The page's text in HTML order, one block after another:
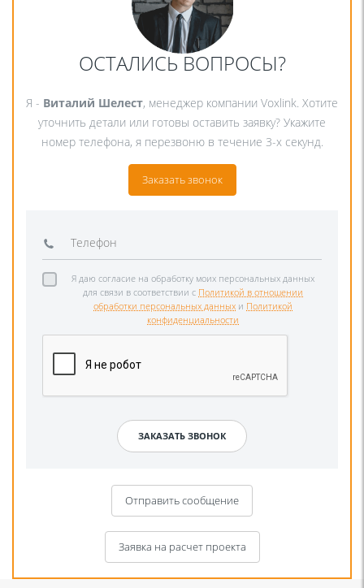
ОСТАЛИСЬ ВОПРОСЫ?
Я - Виталий Шелест, менеджер компании Voxlink. Хотите
уточнить детали или готовы оставить заявку? Укажите
номер телефона, я перезвоню в течение 3-х секунд.
Заказать звонок
Я даю согласие на обработку моих персональных данных
для связи в соответствии с Политикой в отношении
обработки персональных данных и Политикой
конфиденциальности
Отправить сообщение
Заявка на расчет проекта